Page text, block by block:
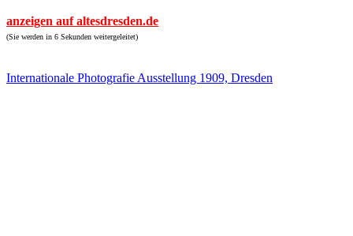
anzeigen auf altesdresden.de
(Sie werden in 6 Sekunden weitergeleitet)
Internationale Photografie Ausstellung 1909, Dresden